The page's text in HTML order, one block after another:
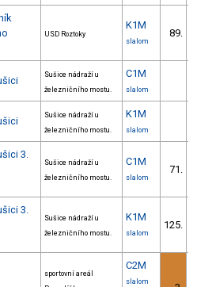
USD Roztoky
K1M
slalom
89.
Sušice nádraží u
železničního mostu.
C1M
slalom
Sušice nádraží u
železničního mostu.
K1M
slalom
3.
Sušice nádraží u
železničního mostu.
C1M
slalom
71.
3.
Sušice nádraží u
železničního mostu.
K1M
slalom
125.
sportovní areál
C2M
slalom